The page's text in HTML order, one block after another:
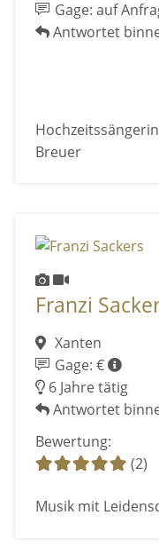
Gage: auf
Antwortet
Breuer
Franzi
Xanten
Gage: €
6 Jahre tätig
Antwortet
Bewertung:
(2)
Musik mit